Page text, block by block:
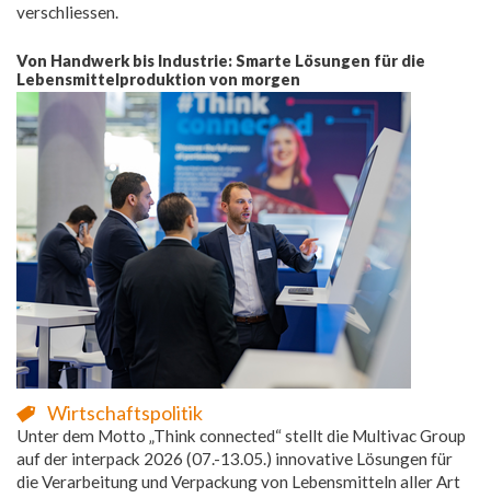
verschliessen.
Von Handwerk bis Industrie: Smarte Lösungen für die
Lebensmittelproduktion von morgen
Wirtschaftspolitik
Unter dem Motto „Think connected“ stellt die Multivac Group
auf der interpack 2026 (07.-13.05.) innovative Lösungen für
die Verarbeitung und Verpackung von Lebensmitteln aller Art